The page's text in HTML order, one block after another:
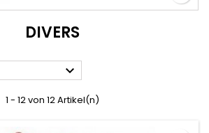
DIVERS

1 - 12 von 12 Artikel(n)